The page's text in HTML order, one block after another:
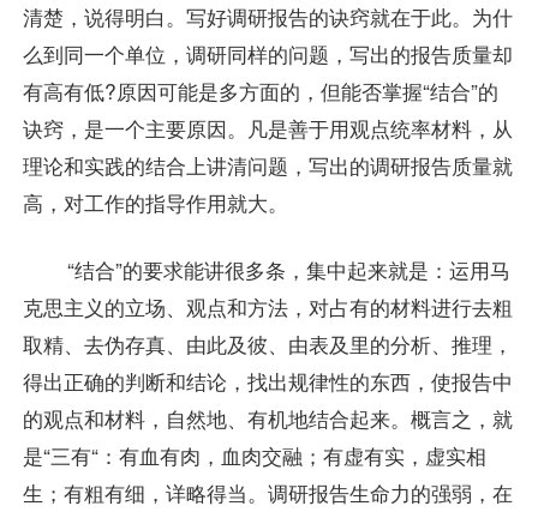
清楚，说得明白。写好调研报告的诀窍就在于此。为什
么到同一个单位，调研同样的问题，写出的报告质量却
有高有低?原因可能是多方面的，但能否掌握“结合”的
诀窍，是一个主要原因。凡是善于用观点统率材料，从
理论和实践的结合上讲清问题，写出的调研报告质量就
高，对工作的指导作用就大。
“结合”的要求能讲很多条，集中起来就是：运用马
克思主义的立场、观点和方法，对占有的材料进行去粗
取精、去伪存真、由此及彼、由表及里的分析、推理，
得出正确的判断和结论，找出规律性的东西，使报告中
的观点和材料，自然地、有机地结合起来。概言之，就
是“三有“：有血有肉，血肉交融；有虚有实，虚实相
生；有粗有细，详略得当。调研报告生命力的强弱，在